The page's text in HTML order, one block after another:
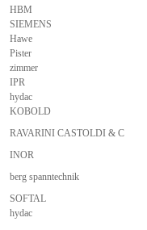
HBM
SIEMENS
Hawe
Pister
zimmer
IPR
hydac
KOBOLD
RAVARINI CASTOLDI & C
INOR
berg spanntechnik
SOFTAL
hydac